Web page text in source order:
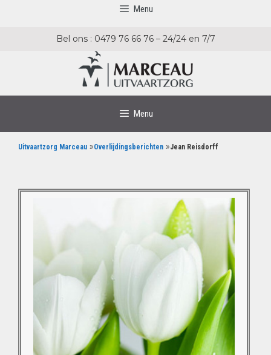
Menu
Bel ons : 0479 76 66 76 – 24/24 en 7/7
Menu
Uitvaartzorg Marceau »Overlijdingsberichten »Jean Reisdorff